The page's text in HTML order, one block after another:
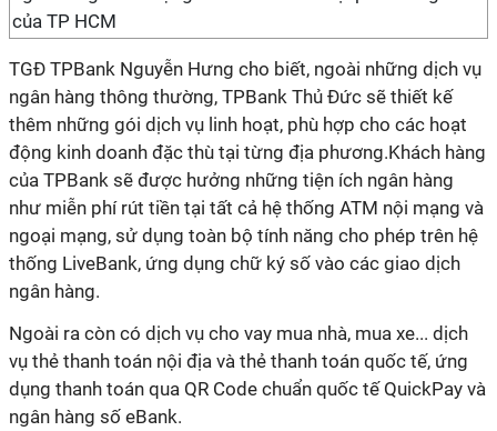
của TP HCM
TGĐ TPBank Nguyễn Hưng cho biết, ngoài những dịch vụ
ngân hàng thông thường, TPBank Thủ Đức sẽ thiết kế
thêm những gói dịch vụ linh hoạt, phù hợp cho các hoạt
động kinh doanh đặc thù tại từng địa phương.Khách hàng
của TPBank sẽ được hưởng những tiện ích ngân hàng
như miễn phí rút tiền tại tất cả hệ thống ATM nội mạng và
ngoại mạng, sử dụng toàn bộ tính năng cho phép trên hệ
thống LiveBank, ứng dụng chữ ký số vào các giao dịch
ngân hàng.
Ngoài ra còn có dịch vụ cho vay mua nhà, mua xe... dịch
vụ thẻ thanh toán nội địa và thẻ thanh toán quốc tế, ứng
dụng thanh toán qua QR Code chuẩn quốc tế QuickPay và
ngân hàng số eBank.